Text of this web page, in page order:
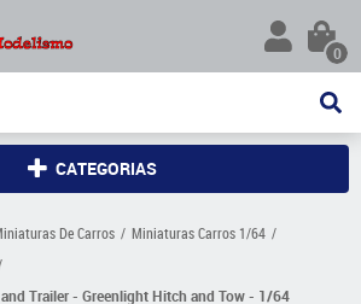
0
CATEGORIAS
De Carros
Miniaturas Carros 1/64
Trailer - Greenlight Hitch and Tow - 1/64